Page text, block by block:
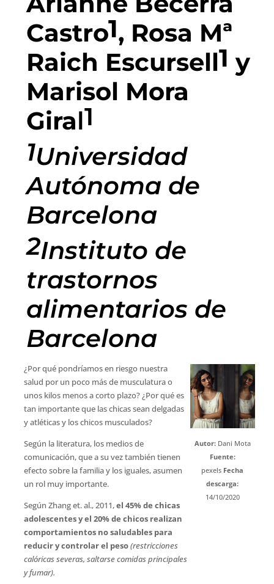
Castro1, Rosa Mª
Raich Escursell1 y
Marisol Mora
Giral1
1Universidad
Autónoma de
Barcelona
2Instituto de
trastornos
alimentarios de
Barcelona
¿Por qué pondríamos en riesgo nuestra
salud por un poco más de musculatura o
unos kilos menos a corto plazo? ¿Por qué es
tan importante que las chicas sean delgadas
y atléticas y los chicos musculados?
Según la literatura, los medios de
comunicación, que a su vez también tienen
efecto sobre la familia y los iguales, asumen
un rol muy importante.
Según Zhang et. al., 2011,el 45% de chicas
adolescentes y el 20% de chicos realizan
comportamientos no saludables para
reducir y controlar el peso(restricciones
calóricas severas, saltarse comidas principales
y fumar).
Autor:Dani Mota
Fuente:
pexels Fecha
descarga:
14/10/2020